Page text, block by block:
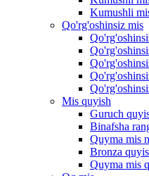
Kumushli
Qo'rg'oshinsiz mis
Mis quyish
Guruch
Binafsha
Quyma mis
Bronza
Quyma mis